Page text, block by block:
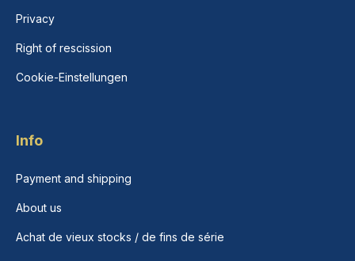
Privacy
Right of rescission
Cookie-Einstellungen
Info
Payment and shipping
About us
Achat de vieux stocks / de fins de série